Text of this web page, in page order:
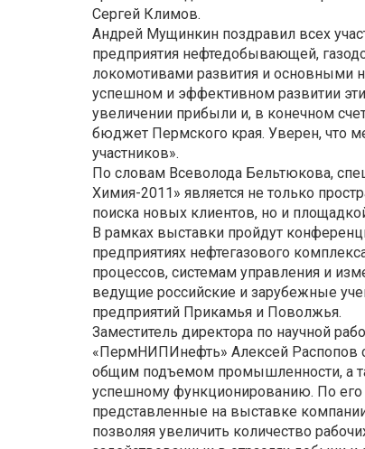
Сергей Климов.
Андрей Мущинкин поздравил всех
предприятия нефтедобывающей,
локомотивами развития и основными
успешном и эффективном развитии
увеличении прибыли и, в конечном
бюджет Пермского края. Уверен, что
участников».
По словам Всеволода Бельтюкова,
Химия-2011» является не только
поиска новых клиентов, но и
В рамках выставки пройдут
предприятиях нефтегазового
процессов, системам управления и
ведущие российские и зарубежные
предприятий Прикамья и Поволжья.
Заместитель директора по научной
«ПермНИПИнефть» Алексей Распопов
общим подъемом промышленности, а
успешному функционированию. По его
представленные на выставке
позволяя увеличить количество